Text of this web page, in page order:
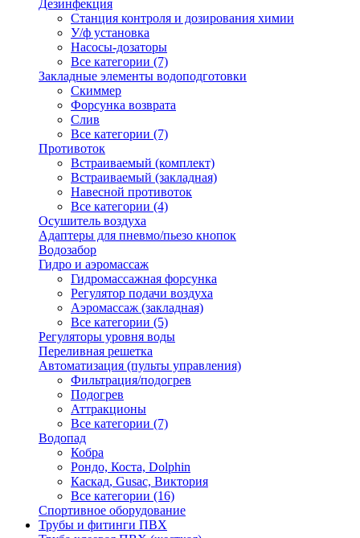
Дезинфекция
Станция контроля и дозирования химии
У/ф установка
Насосы-дозаторы
Все категории (7)
Закладные элементы водоподготовки
Скиммер
Форсунка возврата
Слив
Все категории (7)
Противоток
Встраиваемый (комплект)
Встраиваемый (закладная)
Навесной противоток
Все категории (4)
Осушитель воздуха
Адаптеры для пневмо/пьезо кнопок
Водозабор
Гидро и аэромассаж
Гидромассажная форсунка
Регулятор подачи воздуха
Аэромассаж (закладная)
Все категории (5)
Регуляторы уровня воды
Переливная решетка
Автоматизация (пульты управления)
Фильтрация/подогрев
Подогрев
Аттракционы
Все категории (7)
Водопад
Кобра
Рондо, Коста, Dolphin
Каскад, Gusac, Виктория
Все категории (16)
Спортивное оборудование
Трубы и фитинги ПВХ